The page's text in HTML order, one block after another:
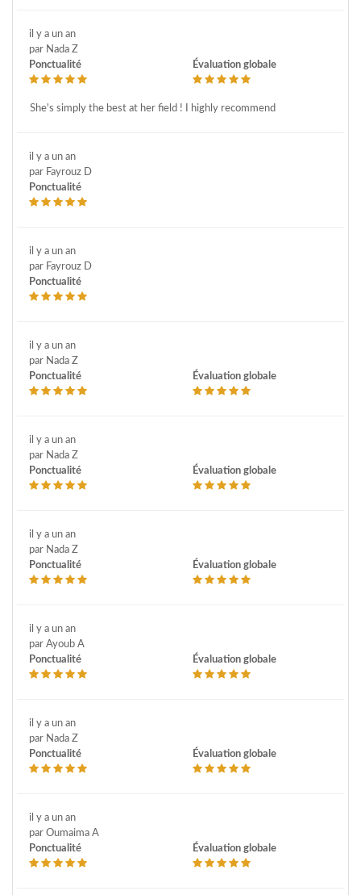
il y a un an
par Nada Z
Ponctualité
Évaluation globale
She's simply the best at her field ! I highly recommend
il y a un an
par Fayrouz D
Ponctualité
il y a un an
par Fayrouz D
Ponctualité
il y a un an
par Nada Z
Ponctualité
Évaluation globale
il y a un an
par Nada Z
Ponctualité
Évaluation globale
il y a un an
par Nada Z
Ponctualité
Évaluation globale
il y a un an
par Ayoub A
Ponctualité
Évaluation globale
il y a un an
par Nada Z
Ponctualité
Évaluation globale
il y a un an
par Oumaima A
Ponctualité
Évaluation globale